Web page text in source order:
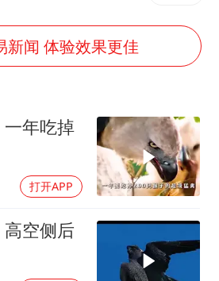
多个台风来袭 是否会相互影响
李亚鹏向地铁吐血女孩捐99999元
中国经济展现强大韧性和活力
新闻 体验效果更佳
年吃掉
打开APP
空侧后